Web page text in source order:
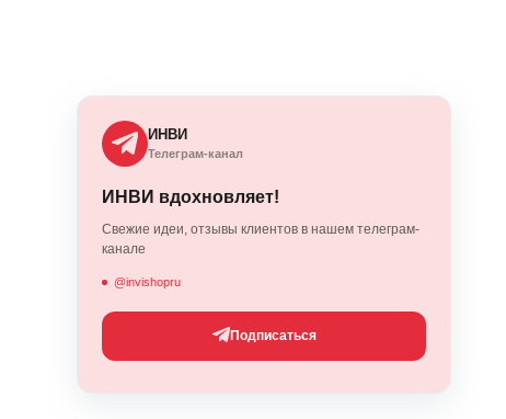
ИНВИ
Телеграм-канал
ИНВИ вдохновляет!
Свежие идеи, отзывы клиентов в нашем телеграм-
канале
@invishopru
Подписаться